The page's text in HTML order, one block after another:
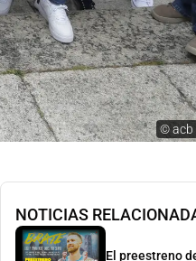
©acb
NOTICIAS
El preestreno